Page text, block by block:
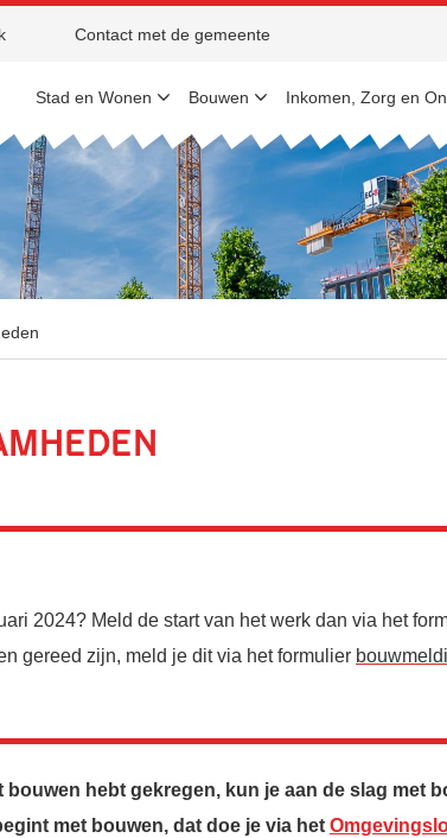
Contact met de gemeente
Stad en Wonen Bouwen Inkomen, Zorg en
2024? Meld de start van het werk dan via het
gereed zijn, meld je dit via het formulier
hebt gekregen, kun je aan de slag met
met bouwen, dat doe je via het